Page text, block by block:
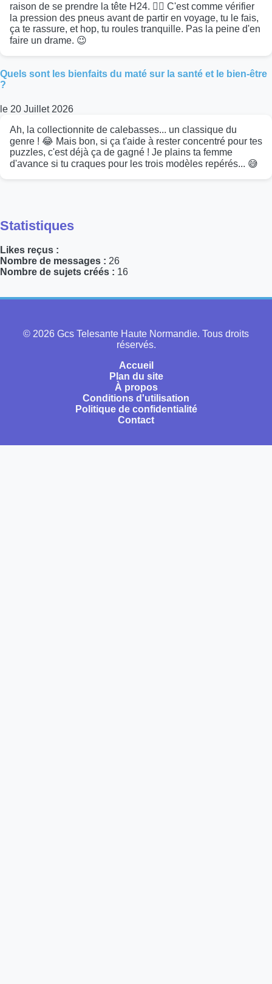
raison de se prendre la tête H24. 🤷‍♂️ C'est comme vérifier
la pression des pneus avant de partir en voyage, tu le fais,
ça te rassure, et hop, tu roules tranquille. Pas la peine d'en
faire un drame. 😉
Quels sont les bienfaits du maté sur la santé et le bien-être
?
le 20 Juillet 2026
Ah, la collectionnite de calebasses... un classique du
genre ! 😂 Mais bon, si ça t'aide à rester concentré pour tes
puzzles, c'est déjà ça de gagné ! Je plains ta femme
d'avance si tu craques pour les trois modèles repérés... 😅
Statistiques
Likes reçus :
Nombre de messages : 26
Nombre de sujets créés : 16
© 2026 Gcs Telesante Haute Normandie. Tous droits
réservés.
Accueil
Plan du site
À propos
Conditions d'utilisation
Politique de confidentialité
Contact